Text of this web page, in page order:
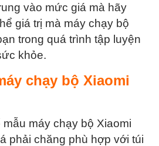
vào mức giá mà hãy
giá trị mà máy chạy bộ
trong quá trình tập luyện
khỏe.
chạy bộ Xiaomi
máy chạy bộ Xiaomi
phải chăng phù hợp với túi